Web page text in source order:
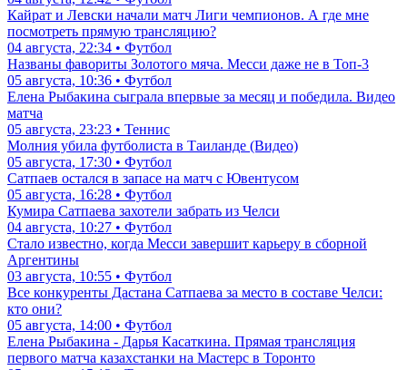
Кайрат и Левски начали матч Лиги чемпионов. А где мне
посмотреть прямую трансляцию?
04 августа, 22:34 • Футбол
Названы фавориты Золотого мяча. Месси даже не в Топ-3
05 августа, 10:36 • Футбол
Елена Рыбакина сыграла впервые за месяц и победила. Видео
матча
05 августа, 23:23 • Теннис
Молния убила футболиста в Таиланде (Видео)
05 августа, 17:30 • Футбол
Сатпаев остался в запасе на матч с Ювентусом
05 августа, 16:28 • Футбол
Кумира Сатпаева захотели забрать из Челси
04 августа, 10:27 • Футбол
Стало известно, когда Месси завершит карьеру в сборной
Аргентины
03 августа, 10:55 • Футбол
Все конкуренты Дастана Сатпаева за место в составе Челси:
кто они?
05 августа, 14:00 • Футбол
Елена Рыбакина - Дарья Касаткина. Прямая трансляция
первого матча казахстанки на Мастерс в Торонто